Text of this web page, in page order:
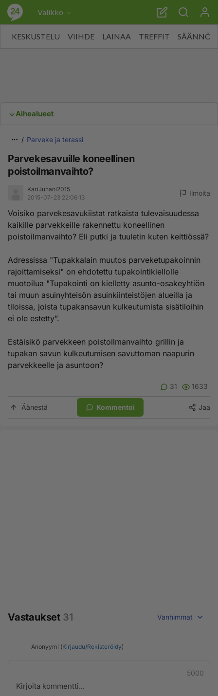
Valikko
KESKUSTELU VIIHDE LAINAA TREFFIT SÄÄNNÖT
Aihealueet
Parveke ja terassi
Parvekesavuille koneellinen
poistoilmanvaihto?
KariJuhani2015
2015-07-23 22:06:13
Ilmoita
Voisiko parvekesavukiistat ratkaista tulevaisuudessa
kaikille parvekkeille rakennettu koneellinen
poistoilmanvaihto? Eli putki ja tuuletin kuten keittiössä?
Adressissa "Tupakkalain muutos parveketupakoinnin
rajoittamiseksi" on ehdotettu tupakointikiellolle
muotoilua "Tupakointi on kielletty asunto-osakeyhtiön
tai muun asuinyhteisön asuinkiinteistöjen alueilla ja
tiloissa, joista tupakansavun kulkeutumista sisätiloihin
ei ole estetty”.
Estäisikö parvekkeen poistoilmanvaihto grillin ja
tupakan savun kulkeutumisen savuttoman naapurin
parvekkeelle ja asuntoon?
31 1633
Äänestä Kommentoi Jaa
Vastaukset 31 Vanhimmat
Anonyymi (Kirjaudu/Rekisteröidy)
5000